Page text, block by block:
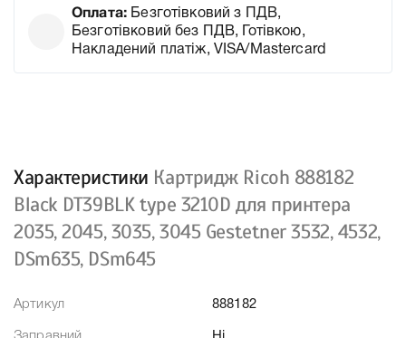
Оплата: Безготівковий з ПДВ,
Безготівковий без ПДВ, Готівкою,
Накладений платіж, VISA/Mastercard
Характеристики Картридж Ricoh 888182
Black DT39BLK type 3210D для принтера
2035, 2045, 3035, 3045 Gestetner 3532, 4532,
DSm635, DSm645
Артикул 888182